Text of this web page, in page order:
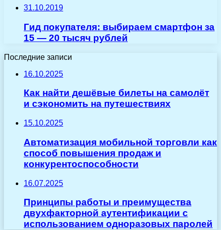
31.10.2019
Гид покупателя: выбираем смартфон за
15 — 20 тысяч рублей
Последние записи
16.10.2025
Как найти дешёвые билеты на самолёт
и сэкономить на путешествиях
15.10.2025
Автоматизация мобильной торговли как
способ повышения продаж и
конкурентоспособности
16.07.2025
Принципы работы и преимущества
двухфакторной аутентификации с
использованием одноразовых паролей